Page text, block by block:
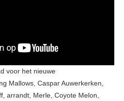
voor het nieuwe
Mallows, Caspar Auwerkerken,
arrandt, Merle, Coyote Melon,